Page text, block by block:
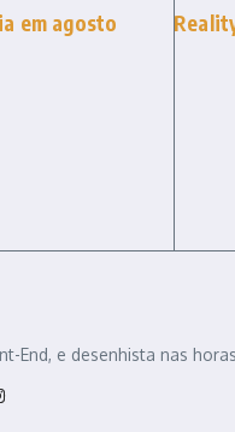
em agosto
End, e desenhista nas